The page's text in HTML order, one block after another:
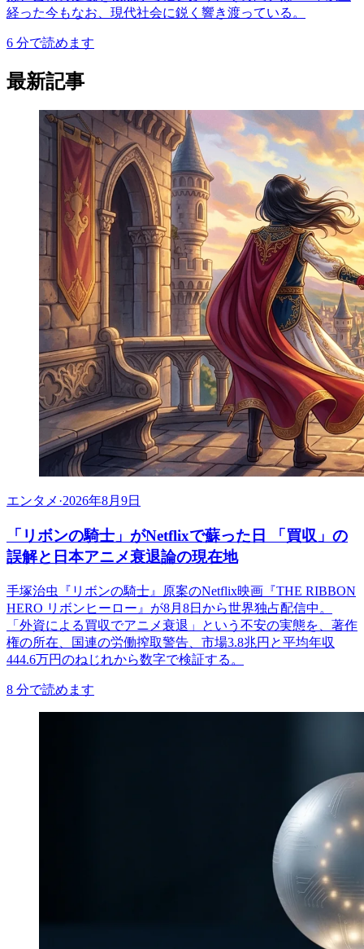
経った今もなお、現代社会に鋭く響き渡っている。
6 分で読めます
最新記事
エンタメ ·2026年8月9日
「リボンの騎士」がNetflixで蘇った日 「買収」の
誤解と日本アニメ衰退論の現在地
手塚治虫『リボンの騎士』原案のNetflix映画『THE RIBBON
HERO リボンヒーロー』が8月8日から世界独占配信中。
「外資による買収でアニメ衰退」という不安の実態を、著作
権の所在、国連の労働搾取警告、市場3.8兆円と平均年収
444.6万円のねじれから数字で検証する。
8 分で読めます